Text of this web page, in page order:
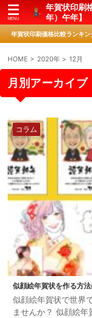
年賀状印刷
年）午年】
年賀状印刷価格比較ランキン
HOME > 2020年 > 12月
月別アーカイ
コラム
似顔絵年賀状を作る方法
似顔絵年賀状で世界
ませんか？ 似顔絵